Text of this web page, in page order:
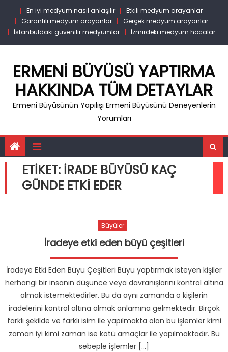
content
En iyi medyum nasıl anlaşılır
Etkili medyum arayanlar
Garantili medyum arayanlar
Gerçek medyum arayanlar
İstanbuldaki güvenilir medyumlar
İzmirdeki medyum hocalar
ERMENI BÜYÜSÜ YAPTIRMA
HAKKINDA TÜM DETAYLAR
Ermeni Büyüsünün Yapılışı Ermeni Büyüsünü Deneyenlerin
Yorumları
ETIKET: IRADE BÜYÜSÜ KAÇ
GÜNDE ETKI EDER
Büyüler
İradeye etki eden büyü çeşitleri
İradeye Etki Eden Büyü Çeşitleri Büyü yaptırmak isteyen kişiler
herhangi bir insanın düşünce veya davranışlarını kontrol altına
almak istemektedirler. Bu da aynı zamanda o kişilerin
iradelerini kontrol altına almak anlamına gelmektedir. Birçok
farklı şekilde ve farklı isim ile yapılmakta olan bu işlemler kimi
zaman iyi kimi zaman ise kötü amaçlar ile yapılmaktadır. Bu
sebeple işlemler […]